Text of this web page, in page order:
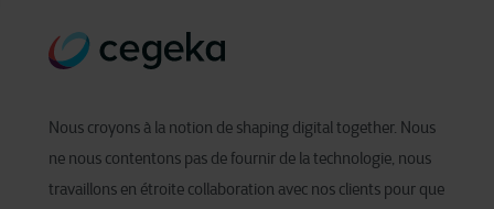
Nous croyons à la notion de shaping digital together. Nous
ne nous contentons pas de fournir de la technologie, nous
travaillons en étroite collaboration avec nos clients pour que